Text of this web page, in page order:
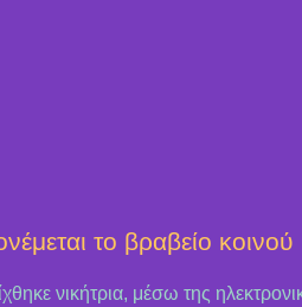
το βραβείο κοινού
νικήτρια, μέσω της